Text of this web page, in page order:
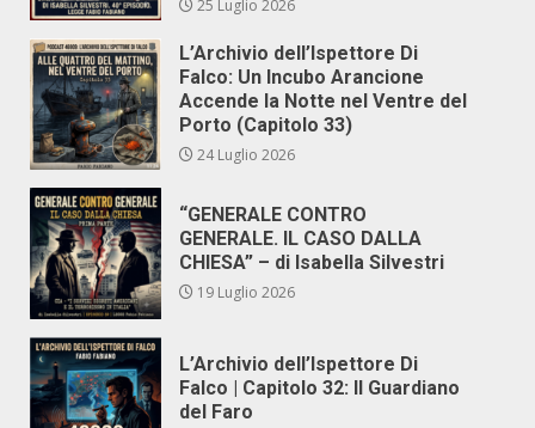
25 Luglio 2026
L’Archivio dell’Ispettore Di
Falco: Un Incubo Arancione
Accende la Notte nel Ventre del
Porto (Capitolo 33)
24 Luglio 2026
“GENERALE CONTRO
GENERALE. IL CASO DALLA
CHIESA” – di Isabella Silvestri
19 Luglio 2026
L’Archivio dell’Ispettore Di
Falco | Capitolo 32: Il Guardiano
del Faro